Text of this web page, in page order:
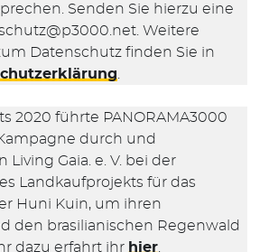
Senden Sie hierzu eine
. Weitere
Datenschutz finden Sie in
2020 führte PANORAMA3000
durch und
Gaia. e. V. bei der
Landkaufprojekts für das
Huni Kuin, um ihren
den brasilianischen Regenwald
dazu erfahrt ihr hier